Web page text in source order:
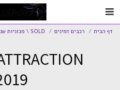
דף הבית רכבים זמינים SOLD \ מכוניות שנמכרו